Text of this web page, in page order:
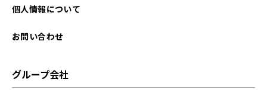
個人情報について
お問い合わせ
グループ会社